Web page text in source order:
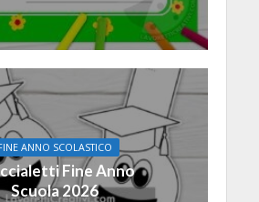
ANNO SCOLASTICO
Fine Anno
Scuola 2026